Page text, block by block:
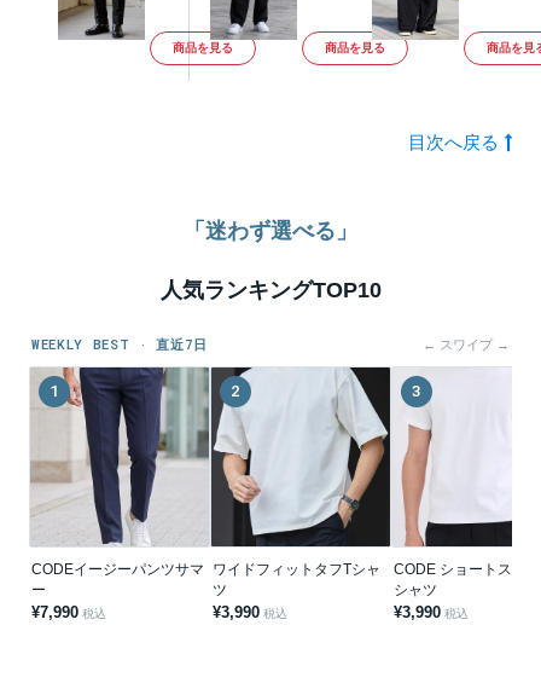
商品を見る 商品を見る 商品を見
目次へ戻る
「迷わず選べる」
人気ランキングTOP10
WEEKLY BEST · 直近7日 ← スワイプ →
1
CODEイージーパンツサマ
ー
¥7,990 税込
2
ワイドフィットタフTシャ
ツ
¥3,990 税込
3
CODE ショートスリ
シャツ
¥3,990 税込